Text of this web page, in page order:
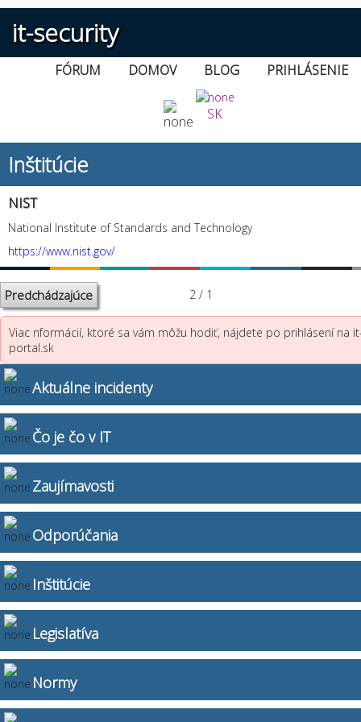
it-security
FÓRUM DOMOV BLOG PRIHLÁSENIE
SK
Inštitúcie
NIST
National Institute of Standards and Technology
https://www.nist.gov/
Predchádzajúce 2 / 1
Viac nformácií, ktoré sa vám môžu hodiť, nájdete po prihlásení na
portal.sk
Aktuálne incidenty
Čo je čo v IT
Zaujímavosti
Odporúčania
Inštitúcie
Legislatíva
Normy